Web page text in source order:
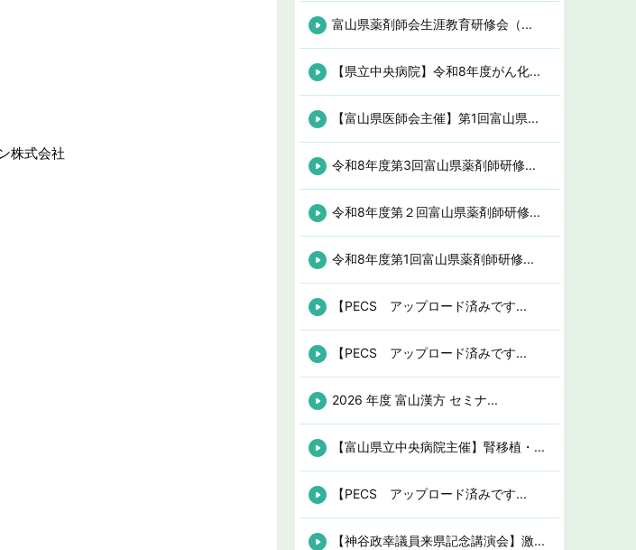
株式会社
富山県薬剤師会生涯教育研修会（...
【県立中央病院】令和8年度がん化...
【富山県医師会主催】第1回富山県...
令和8年度第3回富山県薬剤師研修...
令和8年度第２回富山県薬剤師研修...
令和8年度第1回富山県薬剤師研修...
【PECS アップロード済みです...
【PECS アップロード済みです...
2026 年度 富山漢方 セミナ...
【富山県立中央病院主催】腎移植・...
【PECS アップロード済みです...
【神谷政幸議員来県記念講演会】激...